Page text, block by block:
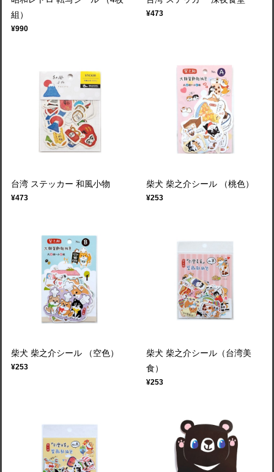
組）
¥990
¥473
台湾 ステッカー 和風小物
¥473
柴犬 柴之介シール （桃色）
¥253
柴犬 柴之介シール （空色）
¥253
柴犬 柴之介シール（台湾美
食）
¥253